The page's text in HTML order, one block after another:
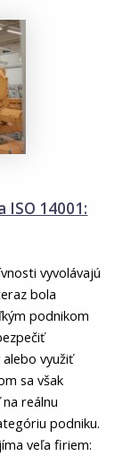
ISO 14001:
vyvolávajú
bola
podnikom
využiť
sa však
reálnu
podniku.
veľa firiem: